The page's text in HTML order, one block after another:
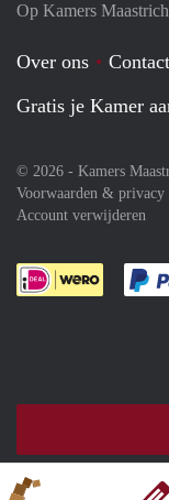
Op Kamers
Over ons Contact
Gratis je Kamer
© 2026 - Kamers
Voorwaarden & privacy
Account verwijderen